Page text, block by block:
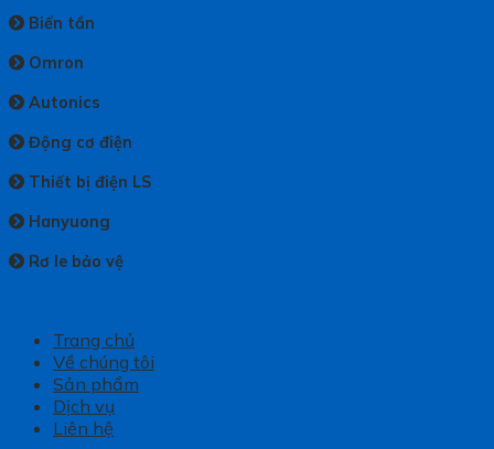
Biến tần
Omron
Autonics
Động cơ điện
Thiết bị điện LS
Hanyuong
Rơ le bảo vệ
Trang chủ
Về chúng tôi
Sản phẩm
Dịch vụ
Liên hệ